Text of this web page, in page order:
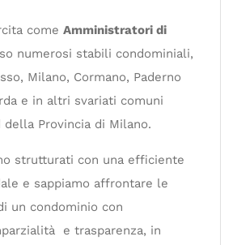
come Amministratori di
numerosi stabili condominiali,
Milano, Cormano, Paderno
e in altri svariati comuni
della Provincia di Milano.
strutturati con una efficiente
e sappiamo affrontare le
un condominio con
e trasparenza, in